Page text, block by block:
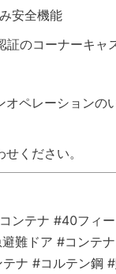
安全機能
のコーナーキャ
オペレーションの
ください。
ンテナ #40フィー
難ドア #コンテ
ナ #コルテン鋼